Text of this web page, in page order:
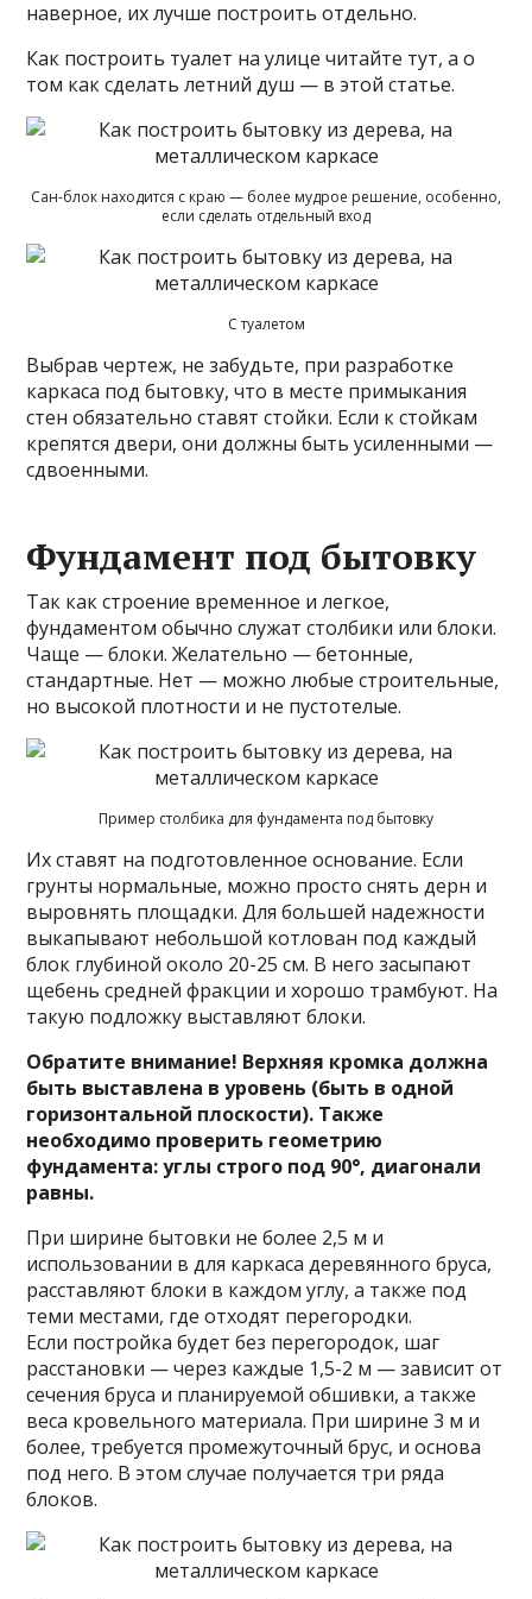
наверное, их лучше построить отдельно.
Как построить туалет на улице читайте тут, а о
том как сделать летний душ — в этой статье.
Сан-блок находится с краю — более мудрое решение, особенно,
если сделать отдельный вход
С туалетом
Выбрав чертеж, не забудьте, при разработке
каркаса под бытовку, что в месте примыкания
стен обязательно ставят стойки. Если к стойкам
крепятся двери, они должны быть усиленными —
сдвоенными.
Фундамент под бытовку
Так как строение временное и легкое,
фундаментом обычно служат столбики или блоки.
Чаще — блоки. Желательно — бетонные,
стандартные. Нет — можно любые строительные,
но высокой плотности и не пустотелые.
Пример столбика для фундамента под бытовку
Их ставят на подготовленное основание. Если
грунты нормальные, можно просто снять дерн и
выровнять площадки. Для большей надежности
выкапывают небольшой котлован под каждый
блок глубиной около 20-25 см. В него засыпают
щебень средней фракции и хорошо трамбуют. На
такую подложку выставляют блоки.
Обратите внимание! Верхняя кромка должна
быть выставлена в уровень (быть в одной
горизонтальной плоскости). Также
необходимо проверить геометрию
фундамента: углы строго под 90°, диагонали
равны.
При ширине бытовки не более 2,5 м и
использовании в для каркаса деревянного бруса,
расставляют блоки в каждом углу, а также под
теми местами, где отходят перегородки.
Если постройка будет без перегородок, шаг
расстановки — через каждые 1,5-2 м — зависит от
сечения бруса и планируемой обшивки, а также
веса кровельного материала. При ширине 3 м и
более, требуется промежуточный брус, и основа
под него. В этом случае получается три ряда
блоков.